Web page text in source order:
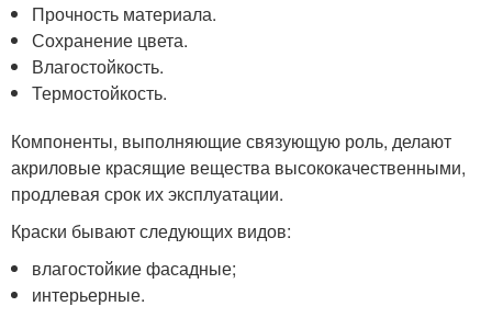
Прочность материала.
Сохранение цвета.
Влагостойкость.
Термостойкость.
Компоненты, выполняющие связующую роль, делают
акриловые красящие вещества высококачественными,
продлевая срок их эксплуатации.
Краски бывают следующих видов:
влагостойкие фасадные;
интерьерные.